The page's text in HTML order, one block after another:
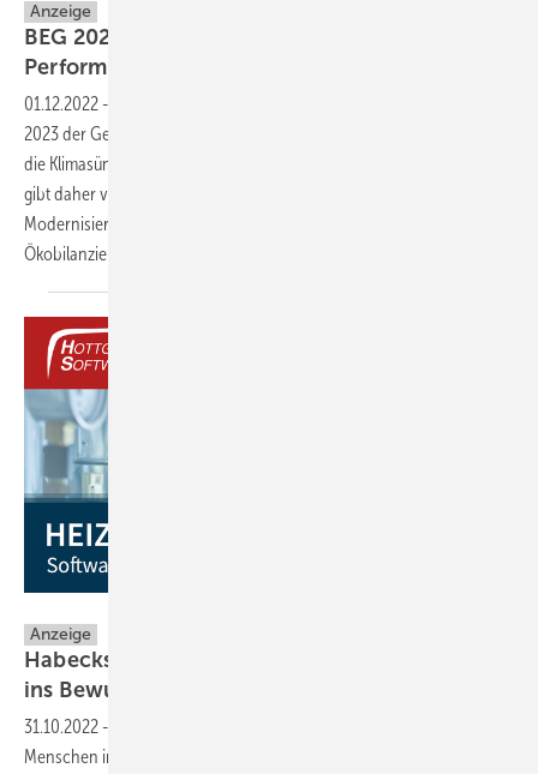
Anzeige
BEG 2023: Ausblick Ökobilanzierung und Worst
Performing
01.12.2022 -
2023 der Gebäudebestand mehr Aufmerksamkeit. Denn hier liegen
die Klimasünder und Verursacher von hohen Energiekosten. Das BEG
gibt daher verstärkt Sanierungsanreize für energieoptimierte
Modernisierungen. Erwartet wird auch eine stärkere Verankerung der
Ökobilanzierung in die
Anzeige
Habecks Heizungsprüfung ruft Energieeffizienz
ins Bewusstsein der
31.10.2022 -
Menschen im Winter nicht tatsächlich frieren müssen, hat die Politik